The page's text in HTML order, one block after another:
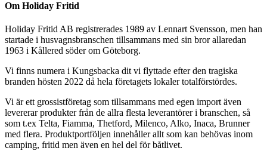
Om Holiday Fritid
Holiday Fritid AB registrerades 1989 av Lennart Svensson, men han
startade i husvagnsbranschen tillsammans med sin bror allaredan
1963 i Kållered söder om Göteborg.
Vi finns numera i Kungsbacka dit vi flyttade efter den tragiska
branden hösten 2022 då hela företagets lokaler totalförstördes.
Vi är ett grossistföretag som tillsammans med egen import även
levererar produkter från de allra flesta leverantörer i branschen, så
som t.ex Telta, Fiamma, Thetford, Milenco, Alko, Inaca, Brunner
med flera. Produktportföljen innehåller allt som kan behövas inom
camping, fritid men även en hel del för båtlivet.